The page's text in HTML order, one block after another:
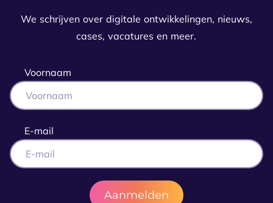
We schrijven over digitale ontwikkelingen, nieuws,
cases, vacatures en meer.
Voornaam
E-mail